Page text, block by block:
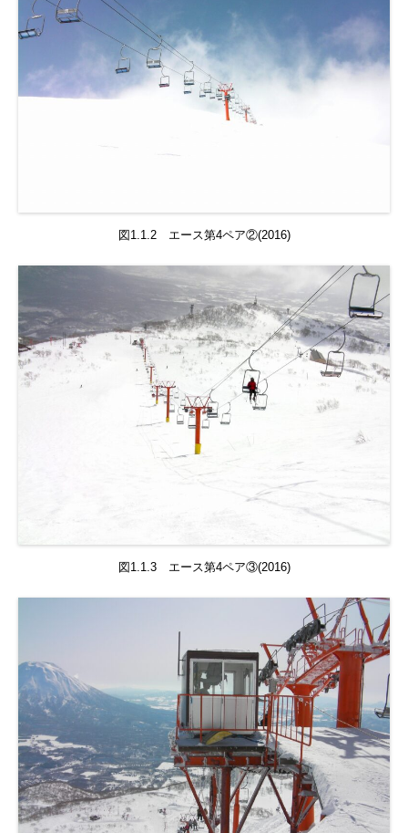
図1.1.2 エース第4ペア②(2016)
図1.1.3 エース第4ペア③(2016)